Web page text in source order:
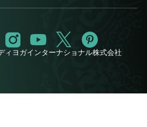
ヨガインターナショナル株式会社